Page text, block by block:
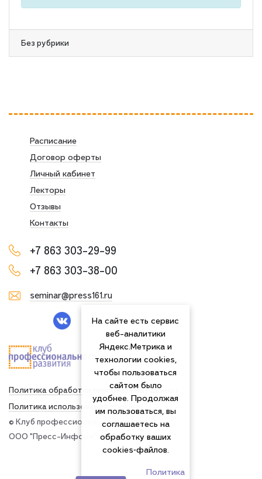
Без рубрики
Политика обработки персональных данных
Политика использования сookies
© Клуб профессионального развития
ООО "Пресс-Информ" — 2026
Расписание
Договор оферты
Личный кабинет
Лекторы
Отзывы
Контакты
+7 863 303-29-99
+7 863 303-38-00
seminar@press161.ru
На сайте есть сервис
веб-аналитики
Яндекс.Метрика и
технологии cookies,
чтобы пользоваться
сайтом было
удобнее. Продолжая
им пользоваться, вы
соглашаетесь на
обработку ваших
cookies‑файлов.
Политика